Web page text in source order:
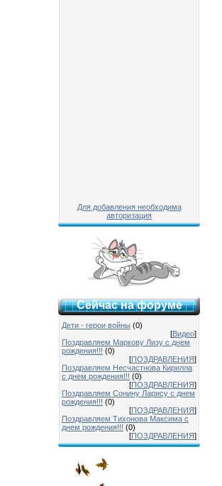
Для добавления необходима
авторизация
Сейчас на форуме
Дети - герои войны (0)
[Видео]
Поздравляем Маркову Лизу с днем
рождения!!! (0)
[ПОЗДРАВЛЕНИЯ]
Поздравляем Несчастнова Кирилла
с днем рождения!!! (0)
[ПОЗДРАВЛЕНИЯ]
Поздравляем Сонину Ларису с днем
рождения!!! (0)
[ПОЗДРАВЛЕНИЯ]
Поздравляем Тихонова Максима с
днем рождения!!! (0)
[ПОЗДРАВЛЕНИЯ]